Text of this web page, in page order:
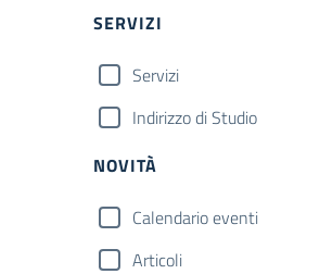
SERVIZI
Servizi
Indirizzo di Studio
NOVITÀ
Calendario eventi
Articoli